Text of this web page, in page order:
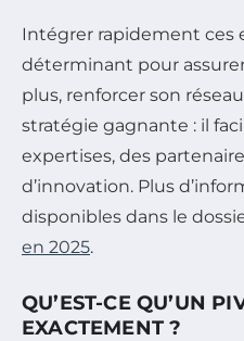
Intégrer rapidement ces
déterminant pour
plus, renforcer son
stratégie gagnante : il
expertises, des
d’innovation. Plus
disponibles dans le
en 2025.
QU’EST-CE QU’UN
EXACTEMENT ?